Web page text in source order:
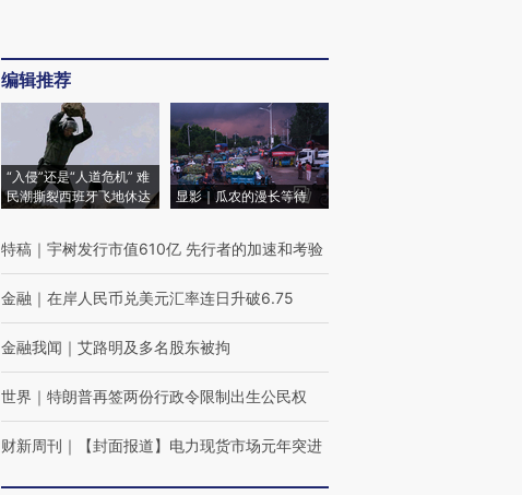
编辑推荐
“入侵”还是“人道危机” 难
民潮撕裂西班牙飞地休达
显影｜瓜农的漫长等待
特稿 ｜ 宇树发行市值610亿 先行者的加速和考验
金融 ｜ 在岸人民币兑美元汇率连日升破6.75
金融我闻 ｜ 艾路明及多名股东被拘
世界 ｜ 特朗普再签两份行政令限制出生公民权
财新周刊 ｜ 【封面报道】电力现货市场元年突进